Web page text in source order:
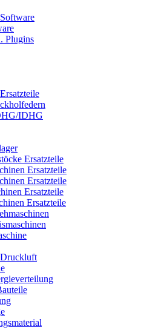
Plugins
IDHG
Ersatzteile
Ersatzteile
Ersatzteile
Ersatzteile
Ersatzteile
Druckluft